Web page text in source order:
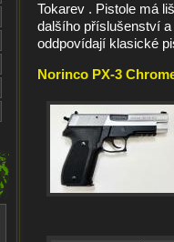
Tokarev . Pistole má
dalšího příslušenství
oddpovídají klasické
Norinco PX-3